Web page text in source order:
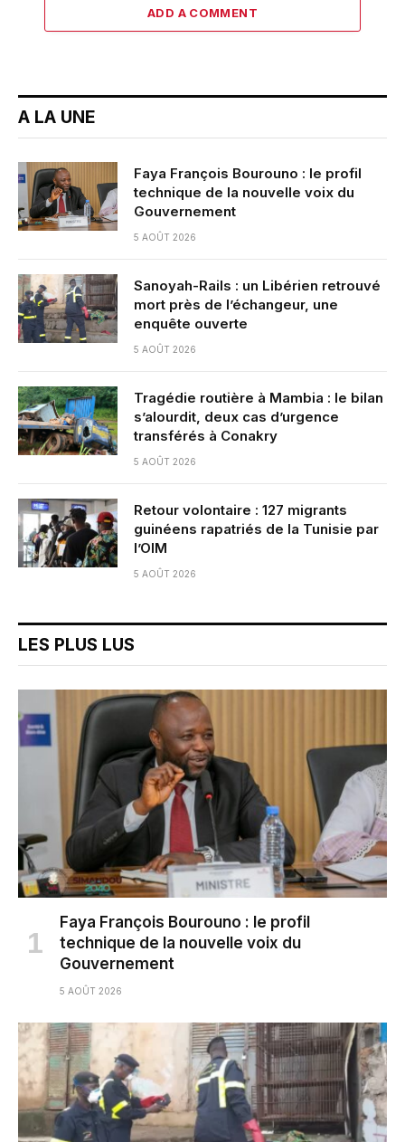
ADD A COMMENT
A LA UNE
Faya François Bourouno : le profil
technique de la nouvelle voix du
Gouvernement
5 AOÛT 2026
Sanoyah-Rails : un Libérien retrouvé
mort près de l’échangeur, une
enquête ouverte
5 AOÛT 2026
Tragédie routière à Mambia : le bilan
s’alourdit, deux cas d’urgence
transférés à Conakry
5 AOÛT 2026
Retour volontaire : 127 migrants
guinéens rapatriés de la Tunisie par
l’OIM
5 AOÛT 2026
LES PLUS LUS
Faya François Bourouno : le profil
technique de la nouvelle voix du
Gouvernement
5 AOÛT 2026